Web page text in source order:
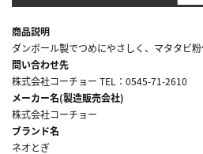
商品説明
ダンボール製でつめにやさしく、マタタビ粉
問い合わせ先
株式会社コーチョー TEL：0545-71-2610
メーカー名(製造販売会社)
株式会社コーチョー
ブランド名
ネオとぎ